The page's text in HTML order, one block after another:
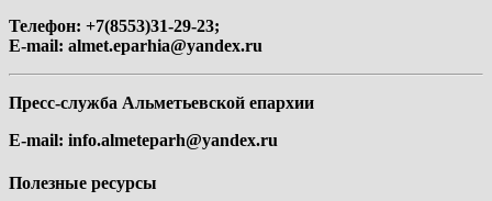
Телефон: +7(8553)31-29-23;
E-mail: almet.eparhia@yandex.ru
Пресс-служба Альметьевской епархии
E-mail: info.almeteparh@yandex.ru
Полезные ресурсы